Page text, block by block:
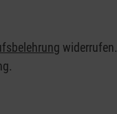
widerrufen.